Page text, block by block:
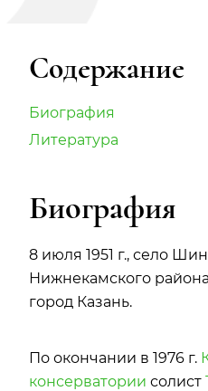
Содержание
Биография
Литература
Биография
8 июля 1951 г., село
Нижнекамского
город Казань.
По окончании в 1976 г.
консерватории солист